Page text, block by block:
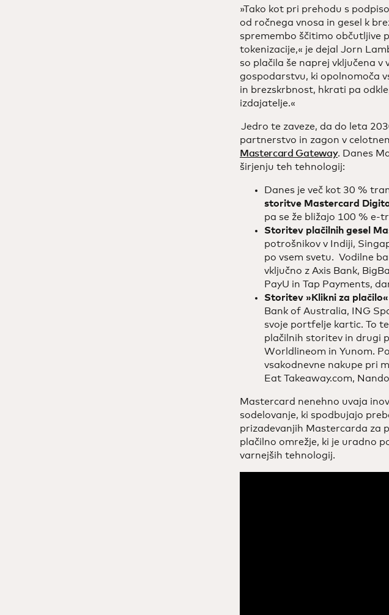
»Tako kot pri prehodu s
od ročnega vnosa in gesel k
spremembo ščitimo občutljive
tokenizacije,« je dejal Jorn
so plačila še naprej vključena
gospodarstvu, ki opolnomoča
in brezskrbnost, hkrati pa
izdajatelje.«
Jedro te zaveze, da do leta
partnerstvo in zagon v
Mastercard Gateway. Danes
širjenju teh tehnologij:
Danes je več kot 30 %
storitve Mastercard
pa se že bližajo 100 % e-
Storitev plačilnih gesel
potrošnikov v Indiji,
po vsem svetu. Vodilne
vključno z Axis Bank,
PayU in Tap Payments,
Storitev »Klikni za plačilo«
Bank of Australia, ING
svoje portfelje kartic. To
plačilnih storitev in drugi
Worldlineom in Yunom.
vsakodnevne nakupe pri
Eat Takeaway.com,
Mastercard nenehno uvaja
sodelovanje, ki spodbujajo
prizadevanjih Mastercarda za
plačilno omrežje, ki je uradno
varnejših tehnologij.